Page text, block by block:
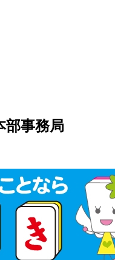
事務局